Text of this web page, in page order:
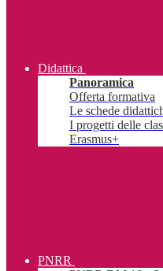
Didattica
Panoramica
Offerta formativa
Le schede
I progetti delle
Erasmus+
PNRR